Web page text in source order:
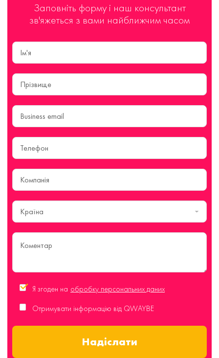
Заповніть форму і наш консультант
зв'яжеться з вами найближчим часом
Країна
Я згоден на обробку персональних даних
Отримувати інформацію від QWAYBE
Надіслати